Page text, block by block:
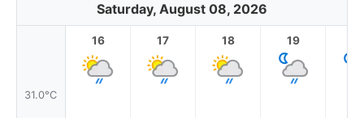
Saturday, August 08, 2026
31.0°C
16 17 18 19